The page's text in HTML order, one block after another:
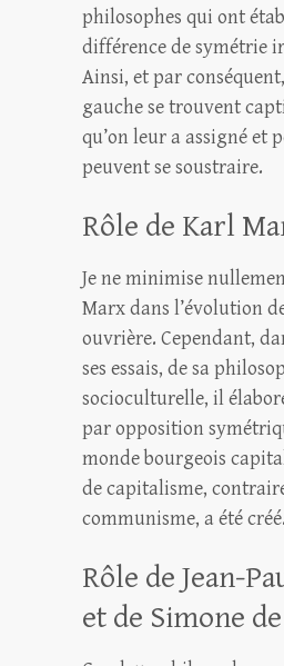
philosophes qui ont
différence de symétrie
Ainsi, et par
gauche se trouvent
qu’on leur a assigné et
peuvent se soustraire.
Rôle de Karl
Je ne minimise
Marx dans l’évolution
ouvrière. Cependant,
ses essais, de sa
socioculturelle, il
par opposition
monde bourgeois
de capitalisme,
communisme, a été créé.
Rôle de Jean-
et de Simone